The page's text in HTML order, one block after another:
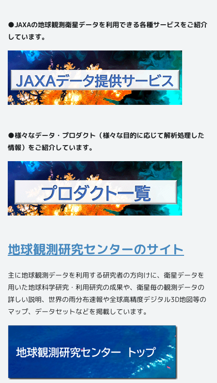
●JAXAの地球観測衛星データを利用できる各種サービスをご紹介
しています。
●様々なデータ・プロダクト（様々な目的に応じて解析処理した
情報）をご紹介しています。
地球観測研究センターのサイト
主に地球観測データを利用する研究者の方向けに、衛星データを
用いた地球科学研究・利用研究の成果や、衛星毎の観測データの
詳しい説明、世界の雨分布速報や全球高精度デジタル3D地図等の
マップ、データセットなどを掲載しています。